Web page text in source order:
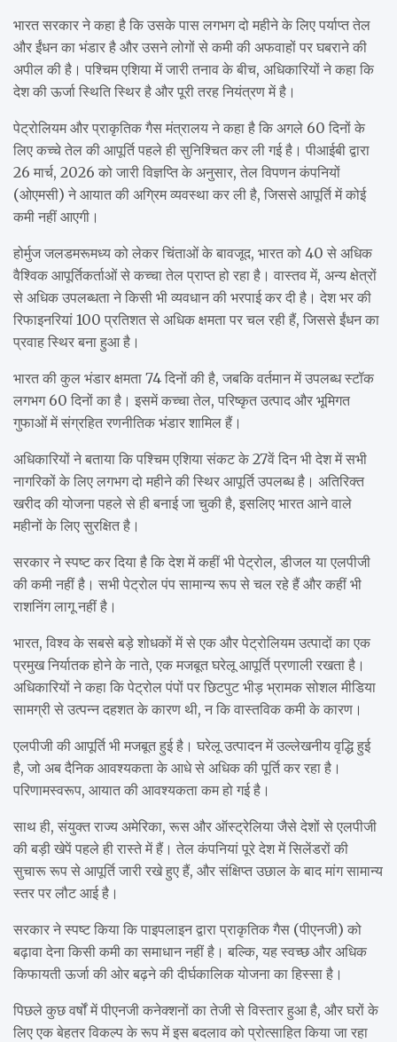
भारत सरकार ने कहा है कि उसके पास लगभग दो महीने के लिए पर्याप्त तेल
और ईंधन का भंडार है और उसने लोगों से कमी की अफवाहों पर घबराने की
अपील की है। पश्चिम एशिया में जारी तनाव के बीच, अधिकारियों ने कहा कि
देश की ऊर्जा स्थिति स्थिर है और पूरी तरह नियंत्रण में है।
पेट्रोलियम और प्राकृतिक गैस मंत्रालय ने कहा है कि अगले 60 दिनों के
लिए कच्चे तेल की आपूर्ति पहले ही सुनिश्चित कर ली गई है। पीआईबी द्वारा
26 मार्च, 2026 को जारी विज्ञप्ति के अनुसार, तेल विपणन कंपनियों
(ओएमसी) ने आयात की अग्रिम व्यवस्था कर ली है, जिससे आपूर्ति में कोई
कमी नहीं आएगी।
होर्मुज जलडमरूमध्य को लेकर चिंताओं के बावजूद, भारत को 40 से अधिक
वैश्विक आपूर्तिकर्ताओं से कच्चा तेल प्राप्त हो रहा है। वास्तव में, अन्य क्षेत्रों
से अधिक उपलब्धता ने किसी भी व्यवधान की भरपाई कर दी है। देश भर की
रिफाइनरियां 100 प्रतिशत से अधिक क्षमता पर चल रही हैं, जिससे ईंधन का
प्रवाह स्थिर बना हुआ है।
भारत की कुल भंडार क्षमता 74 दिनों की है, जबकि वर्तमान में उपलब्ध स्टॉक
लगभग 60 दिनों का है। इसमें कच्चा तेल, परिष्कृत उत्पाद और भूमिगत
गुफाओं में संग्रहित रणनीतिक भंडार शामिल हैं।
अधिकारियों ने बताया कि पश्चिम एशिया संकट के 27वें दिन भी देश में सभी
नागरिकों के लिए लगभग दो महीने की स्थिर आपूर्ति उपलब्ध है। अतिरिक्त
खरीद की योजना पहले से ही बनाई जा चुकी है, इसलिए भारत आने वाले
महीनों के लिए सुरक्षित है।
सरकार ने स्पष्ट कर दिया है कि देश में कहीं भी पेट्रोल, डीजल या एलपीजी
की कमी नहीं है। सभी पेट्रोल पंप सामान्य रूप से चल रहे हैं और कहीं भी
राशनिंग लागू नहीं है।
भारत, विश्व के सबसे बड़े शोधकों में से एक और पेट्रोलियम उत्पादों का एक
प्रमुख निर्यातक होने के नाते, एक मजबूत घरेलू आपूर्ति प्रणाली रखता है।
अधिकारियों ने कहा कि पेट्रोल पंपों पर छिटपुट भीड़ भ्रामक सोशल मीडिया
सामग्री से उत्पन्न दहशत के कारण थी, न कि वास्तविक कमी के कारण।
एलपीजी की आपूर्ति भी मजबूत हुई है। घरेलू उत्पादन में उल्लेखनीय वृद्धि हुई
है, जो अब दैनिक आवश्यकता के आधे से अधिक की पूर्ति कर रहा है।
परिणामस्वरूप, आयात की आवश्यकता कम हो गई है।
साथ ही, संयुक्त राज्य अमेरिका, रूस और ऑस्ट्रेलिया जैसे देशों से एलपीजी
की बड़ी खेपें पहले ही रास्ते में हैं। तेल कंपनियां पूरे देश में सिलेंडरों की
सुचारू रूप से आपूर्ति जारी रखे हुए हैं, और संक्षिप्त उछाल के बाद मांग सामान्य
स्तर पर लौट आई है।
सरकार ने स्पष्ट किया कि पाइपलाइन द्वारा प्राकृतिक गैस (पीएनजी) को
बढ़ावा देना किसी कमी का समाधान नहीं है। बल्कि, यह स्वच्छ और अधिक
किफायती ऊर्जा की ओर बढ़ने की दीर्घकालिक योजना का हिस्सा है।
पिछले कुछ वर्षों में पीएनजी कनेक्शनों का तेजी से विस्तार हुआ है, और घरों के
लिए एक बेहतर विकल्प के रूप में इस बदलाव को प्रोत्साहित किया जा रहा